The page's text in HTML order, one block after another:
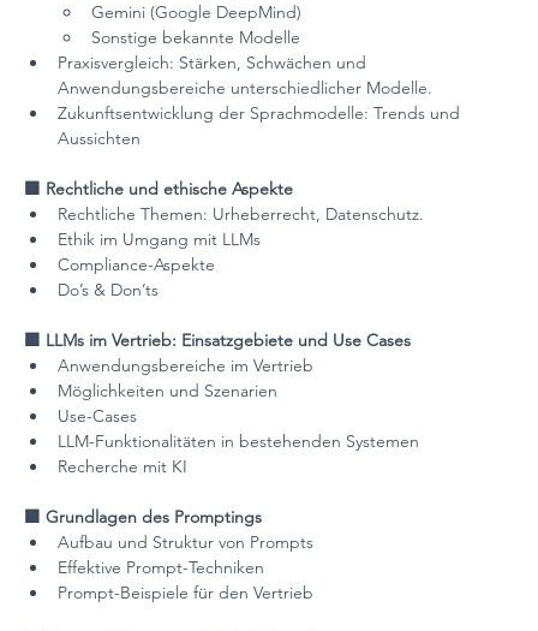
Gemini (Google DeepMind)
Sonstige bekannte Modelle
Praxisvergleich: Stärken, Schwächen und
Anwendungsbereiche unterschiedlicher Modelle.
Zukunftsentwicklung der Sprachmodelle: Trends und
Aussichten
🟪 Rechtliche und ethische Aspekte
Rechtliche Themen: Urheberrecht, Datenschutz.
Ethik im Umgang mit LLMs
Compliance-Aspekte
Do’s & Don’ts
🟪 LLMs im Vertrieb: Einsatzgebiete und Use Cases
Anwendungsbereiche im Vertrieb
Möglichkeiten und Szenarien
Use-Cases
LLM-Funktionalitäten in bestehenden Systemen
Recherche mit KI
🟪 Grundlagen des Promptings
Aufbau und Struktur von Prompts
Effektive Prompt-Techniken
Prompt-Beispiele für den Vertrieb